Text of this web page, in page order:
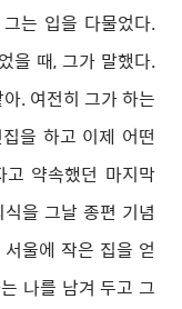
는 입을 다물었다.
을 때, 그가 말했다.
. 여전히 그가 하는
을 하고 이제 어떤
약속했던 마지막
을 그날 종편 기념
울에 작은 집을 얻
나를 남겨 두고 그